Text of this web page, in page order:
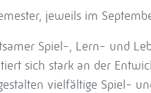
jeweils im
Spiel-, Lern- und
sich stark an der
vielfältige Spiel-